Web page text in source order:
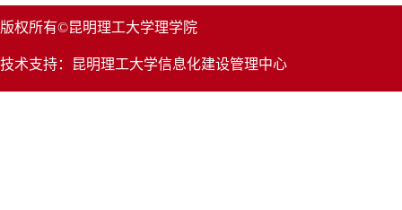
版权所有©昆明理工大学理学院
技术支持：昆明理工大学信息化建设管理中心